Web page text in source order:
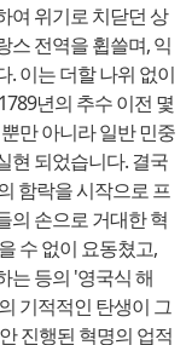
여 위기로 치닫던 상
스 전역을 휩쓸며, 익
. 이는 더할 나위 없이
년의 추수 이전 몇
만 아니라 일반 민중
현 되었습니다. 결국
함락을 시작으로 프
의 손으로 거대한 혁
수 없이 요동쳤고,
는 등의 '영국식 해
기적적인 탄생이 그
진행된 혁명의 업적